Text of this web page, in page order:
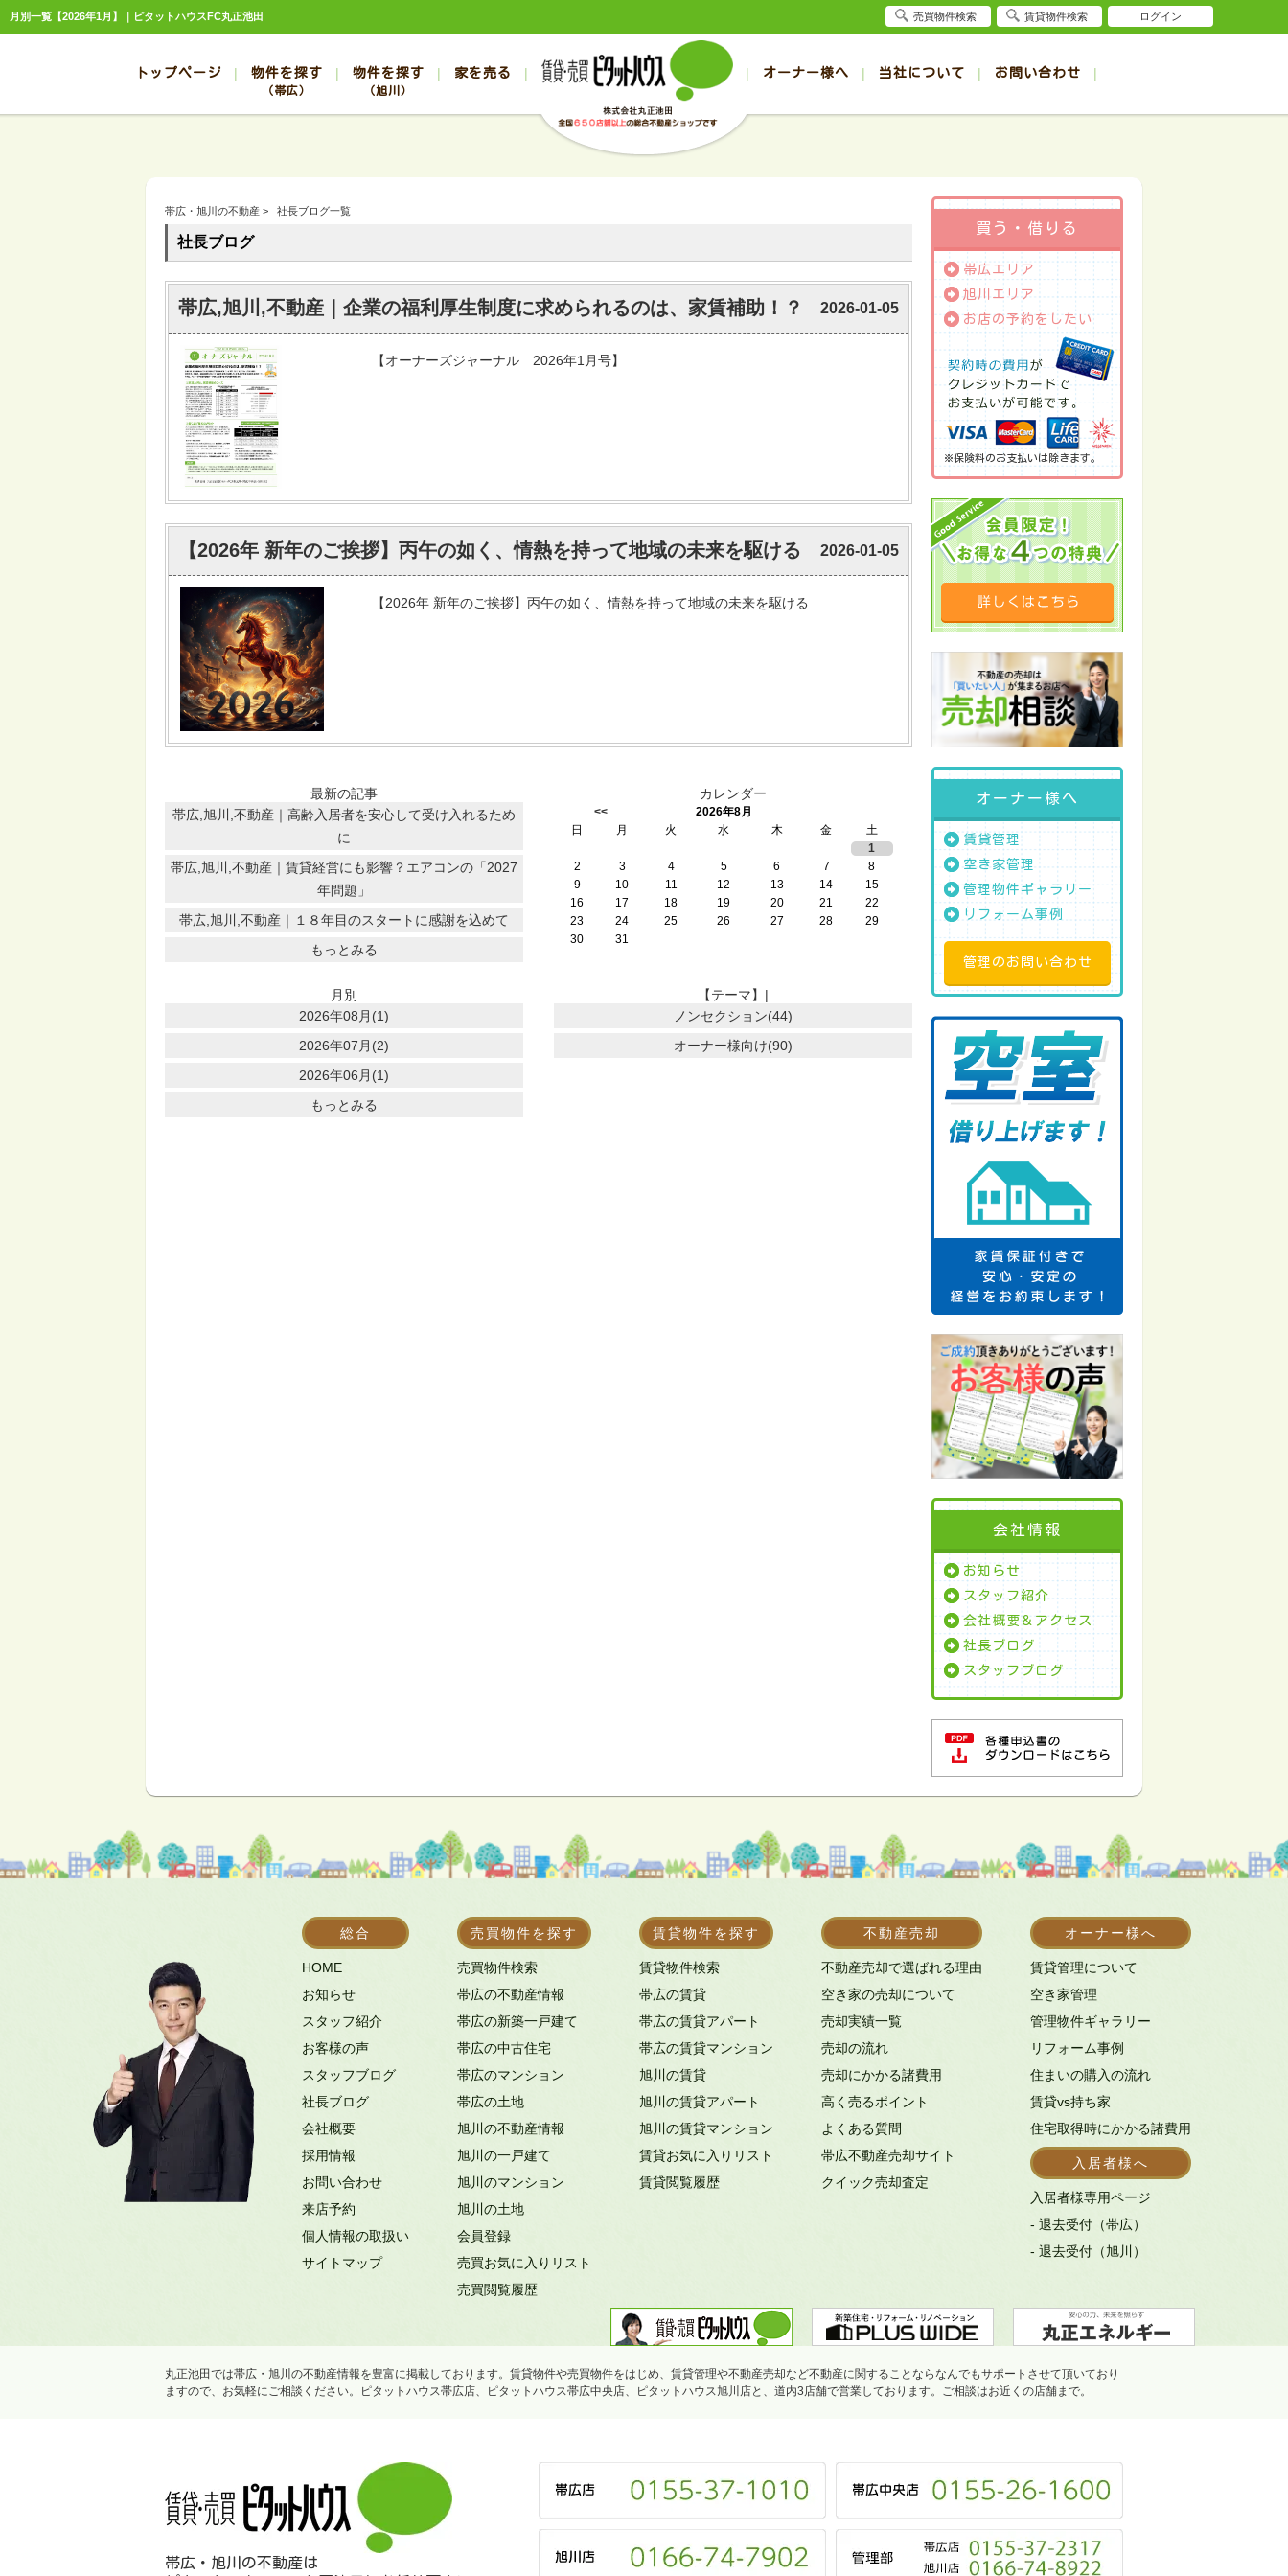
月別一覧【2026年1月】｜ピタットハウスFC丸正池田
トップページ 物件を探す
（帯広）
売買
帯広の1DK～1LDK賃貸
帯広の2K～2LDK賃貸
帯広の3K～3LDK賃貸
帯広の4K以上賃貸
物件を探す
（旭川）
売買
旭川の1DK～1LDK賃貸
旭川の2K～2LDK賃貸
旭川の3K～3LDK賃貸
旭川の4K以上賃貸
家を売る オーナー様へ 当社について
スタッフブログ お客様の声
お問い合わせ
売却のお問合せ 入居者様ページ
帯広・旭川の不動産 > 社長ブログ一覧
社長ブログ
帯広,旭川,不動産｜企業の福利厚生制度に求められるのは、家賃補助！？ 2026-01-05
【オーナーズジャーナル 2026年1月号】
【2026年 新年のご挨拶】丙午の如く、情熱を持って地域の未来を駆ける 2026-01-05
【2026年 新年のご挨拶】丙午の如く、情熱を持って地域の未来を駆ける
最新の記事
帯広,旭川,不動産｜高齢入居者を安心して受け入れるため
に
帯広,旭川,不動産｜賃貸経営にも影響？エアコンの「2027
年問題」
帯広,旭川,不動産｜１８年目のスタートに感謝を込めて
もっとみる
カレンダー
<<
2026年8月
日
月 火 水 木 金
土
1
2
3 4 5 6 7
8
9
10 11 12 13 14
15
16
17 18 19 20 21
22
23
24 25 26 27 28
29
30
31
月別
2026年08月(1)
2026年07月(2)
2026年06月(1)
もっとみる
【テーマ】|
ノンセクション(44)
オーナー様向け(90)
買う・借りる
帯広エリア
旭川エリア
お店の予約をしたい
※保険料のお支払いは除きます。
オーナー様へ
賃貸管理
空き家管理
管理物件ギャラリー
リフォーム事例
管理のお問い合わせ
会社情報
お知らせ
スタッフ紹介
会社概要＆アクセス
社長ブログ
スタッフブログ
総合
HOME
お知らせ
スタッフ紹介
お客様の声
スタッフブログ
社長ブログ
会社概要
採用情報
お問い合わせ
来店予約
個人情報の取扱い
サイトマップ
売買物件を探す
売買物件検索
帯広の不動産情報
帯広の新築一戸建て
帯広の中古住宅
帯広のマンション
帯広の土地
旭川の不動産情報
旭川の一戸建て
旭川のマンション
旭川の土地
会員登録
売買お気に入りリスト
売買閲覧履歴
賃貸物件を探す
賃貸物件検索
帯広の賃貸
帯広の賃貸アパート
帯広の賃貸マンション
旭川の賃貸
旭川の賃貸アパート
旭川の賃貸マンション
賃貸お気に入りリスト
賃貸閲覧履歴
不動産売却
不動産売却で選ばれる理由
空き家の売却について
売却実績一覧
売却の流れ
売却にかかる諸費用
高く売るポイント
よくある質問
帯広不動産売却サイト
クイック売却査定
オーナー様へ
賃貸管理について
空き家管理
管理物件ギャラリー
リフォーム事例
住まいの購入の流れ
賃貸vs持ち家
住宅取得時にかかる諸費用
入居者様へ
入居者様専用ページ
- 退去受付（帯広）
- 退去受付（旭川）
丸正池田では帯広・旭川の不動産情報を豊富に掲載しております。賃貸物件や売買物件をはじめ、賃貸管理や不動産売却など不動産に関することならなんでもサポートさせて頂いており
ますので、お気軽にご相談ください。ピタットハウス帯広店、ピタットハウス帯広中央店、ピタットハウス旭川店と、道内3店舗で営業しております。ご相談はお近くの店舗まで。
帯広・旭川の不動産は
売買物件検索 賃貸物件検索 ログイン